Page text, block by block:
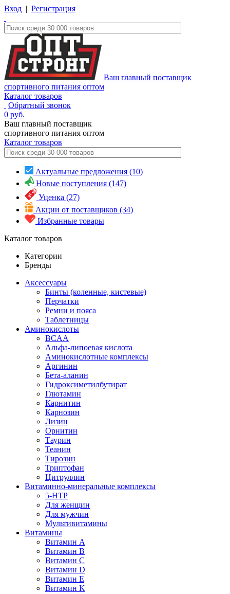
Вход | Регистрация
Ваш главный поставщик
спортивного питания оптом
Каталог товаров
Обратный звонок
0 руб.
Ваш главный поставщик
спортивного питания оптом
Каталог товаров
Актуальные предложения (10)
Новые поступления (147)
Уценка (27)
Акции от поставщиков (34)
Избранные товары
Каталог товаров
Категории
Бренды
Аксессуары
Бинты (коленные, кистевые)
Перчатки
Ремни и пояса
Таблетницы
Аминокислоты
BCAA
Альфа-липоевая кислота
Аминокислотные комплексы
Аргинин
Бета-аланин
Гидроксиметилбутират
Глютамин
Карнитин
Карнозин
Лизин
Орнитин
Таурин
Теанин
Тирозин
Триптофан
Цитруллин
Витаминно-минеральные комплексы
5-HTP
Для женщин
Для мужчин
Мультивитамины
Витамины
Витамин A
Витамин B
Витамин C
Витамин D
Витамин E
Витамин K